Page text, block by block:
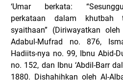
‘Umar berkata:
perkataan dalam khutbah
syaithaan” (Diriwayatkan
Adabul-Mufrad no. 876,
Hadiits-nya no. 99, Ibnu Abid-
no. 152, dan Ibnu ‘Abdil-Barr
1880. Dishahihkan oleh Al-